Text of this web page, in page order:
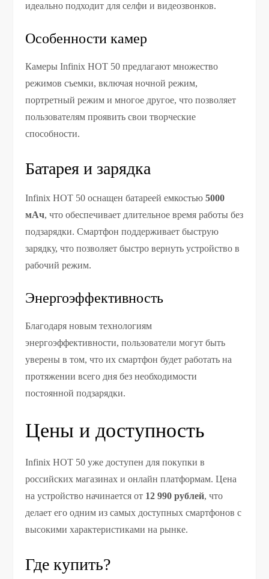
идеально подходит для селфи и видеозвонков.
Особенности камер
Камеры Infinix HOT 50 предлагают множество
режимов съемки, включая ночной режим,
портретный режим и многое другое, что позволяет
пользователям проявить свои творческие
способности.
Батарея и зарядка
Infinix HOT 50 оснащен батареей емкостью5000
мАч, что обеспечивает длительное время работы без
подзарядки. Смартфон поддерживает быструю
зарядку, что позволяет быстро вернуть устройство в
рабочий режим.
Энергоэффективность
Благодаря новым технологиям
энергоэффективности, пользователи могут быть
уверены в том, что их смартфон будет работать на
протяжении всего дня без необходимости
постоянной подзарядки.
Цены и доступность
Infinix HOT 50 уже доступен для покупки в
российских магазинах и онлайн платформам. Цена
на устройство начинается от 12 990 рублей, что
делает его одним из самых доступных смартфонов с
высокими характеристиками на рынке.
Где купить?